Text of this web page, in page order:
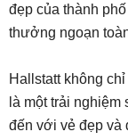
đẹp của thành
thưởng ngoạn
Hallstatt không
là một trải
đến với vẻ đẹp và